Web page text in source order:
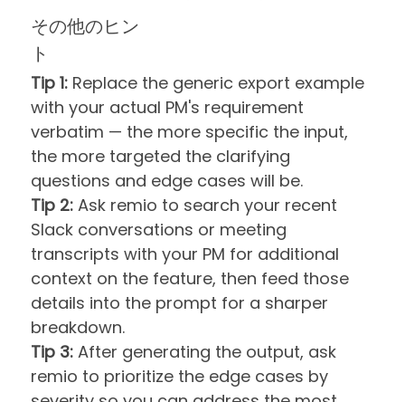
Tip 1: Replace the generic export example
with your actual PM's requirement
verbatim — the more specific the input,
the more targeted the clarifying
questions and edge cases will be.
Tip 2: Ask remio to search your recent
Slack conversations or meeting
transcripts with your PM for additional
context on the feature, then feed those
details into the prompt for a sharper
breakdown.
Tip 3: After generating the output, ask
remio to prioritize the edge cases by
その他のヒン
ト